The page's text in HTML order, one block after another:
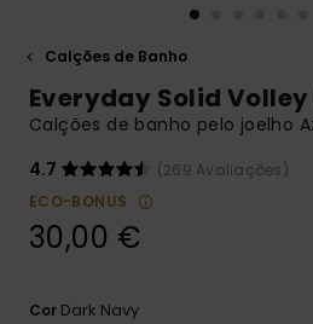
conversa
Encontra
respostas
para as
DESEJO
Calções de Banho
Everyday Solid Volley
Calções de banho pelo joelho
4.7
(269 Avaliações)
ECO-BONUS
30,00 €
Cor Dark Navy